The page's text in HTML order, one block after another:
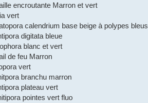
encroutante Marron et vert
vert
calendrium base beige à polypes bleus
digitata bleue
blanc et vert
de feu Marron
vert
branchu marron
plateau vert
pointes vert fluo